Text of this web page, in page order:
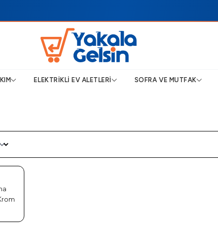
ELEKTRIKLI EV ALETLERI SOFRA VE MUTFAK